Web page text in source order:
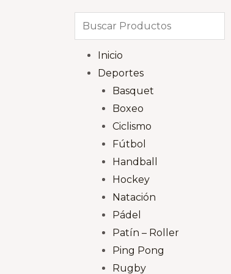
Inicio
Deportes
Basquet
Boxeo
Ciclismo
Fútbol
Handball
Hockey
Natación
Pádel
Patín – Roller
Ping Pong
Rugby